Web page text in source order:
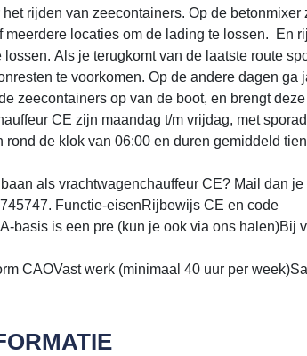
rijden van zeecontainers. Op de betonmixer
meerdere locaties om de lading te lossen. En
Als je terugkomt van de laatste route
te voorkomen. Op de andere dagen ga
zeecontainers op van de boot, en brengt
CE zijn maandag t/m vrijdag, met
de klok van 06:00 en duren gemiddeld
als vrachtwagenchauffeur CE? Mail dan je
Functie-eisenRijbewijs CE en code
basis is een pre (kun je ook via ons halen)Bij
CAOVast werk (minimaal 40 uur per